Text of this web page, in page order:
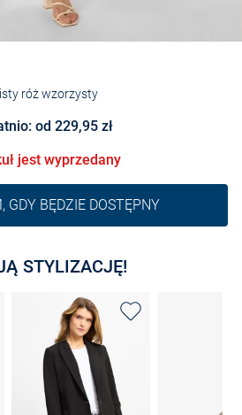
róż wzorzysty
od 229,95 zł
jest wyprzedany
GDY BĘDZIE DOSTĘPNY
STYLIZACJĘ!